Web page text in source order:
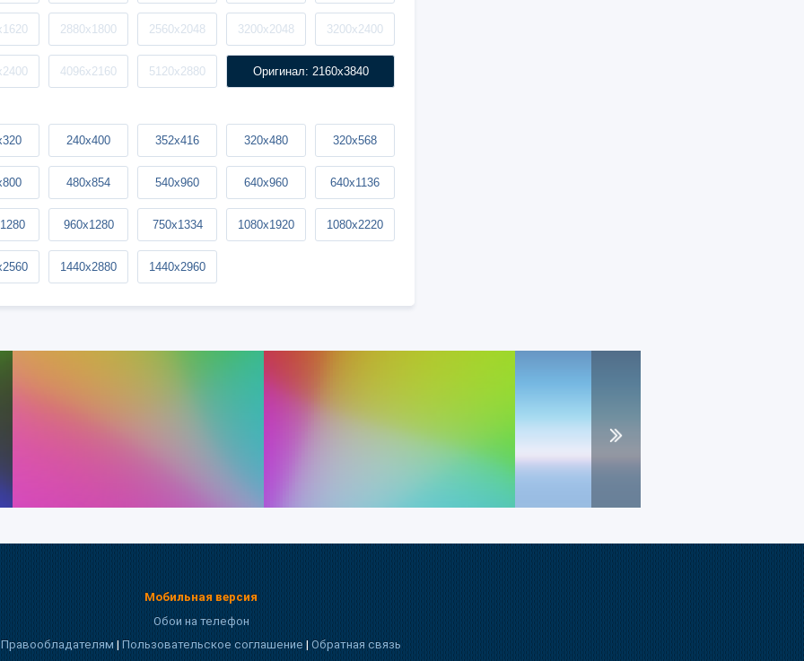
2880x1800 2560x2048 3200x2048 3200x2400
4096x2160 5120x2880 Оригинал: 2160x3840
240x400 352x416 320x480 320x568
480x854 540x960 640x960 640x1136
960x1280 750x1334 1080x1920 1080x2220
1440x2880 1440x2960
Мобильная версия
Обои на телефон
Правообладателям|Пользовательское соглашение|Обратная связь